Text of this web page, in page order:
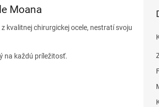
Moana
kvalitnej chirurgickej ocele, nestratí svoju
na každú príležitosť.